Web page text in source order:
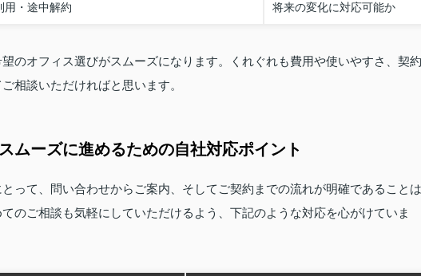
用・途中解約 将来の変化に対応可能か
のオフィス選びがスムーズになります。くれぐれも費用や使いやすさ、契約
相談いただければと思います。
ムーズに進めるための自社対応ポイント
って、問い合わせからご案内、そしてご契約までの流れが明確であることは
のご相談も気軽にしていただけるよう、下記のような対応を心がけていま